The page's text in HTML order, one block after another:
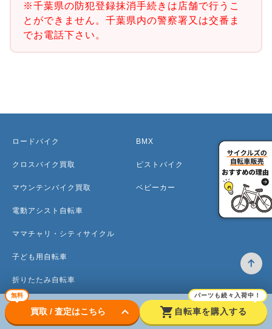
※千葉県の防犯登録抹消手続きは店舗で行うこ
とができません。千葉県内の警察署又は交番ま
でお電話下さい。
無料
買取 / 査定はこちら keyboard_arrow_down shopping_cart
パーツも続々入荷中！
自転車を購入する
ロードバイク
クロスバイク買取
マウンテンバイク買取
電動アシスト自転車
ママチャリ・シティサイクル
子ども用自転車
折りたたみ自転車
ミニベロ
BMX
ピストバイク
ベビーカー